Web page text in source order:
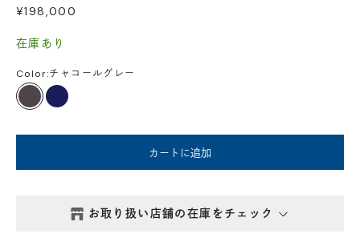
セール価格
¥198,000
在庫あり
Color:チャコールグレー
チャコールグレー
ネイビー
カートに追加
お取り扱い店舗の在庫をチェック